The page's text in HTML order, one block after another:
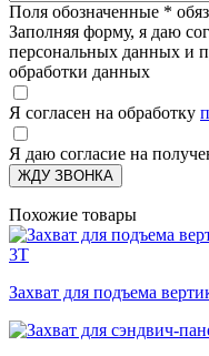
Поля обозначенные *
Заполняя форму, я даю
персональных данных и
обработки данных
Я согласен на обработку
Я даю согласие на
ЖДУ ЗВОНКА
Похожие товары
Захват для подъема